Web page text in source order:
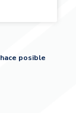
posible